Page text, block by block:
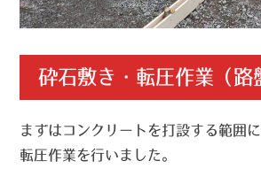
砕石敷き・転圧作業（路
まずはコンクリートを打設する範囲
転圧作業を行いました。